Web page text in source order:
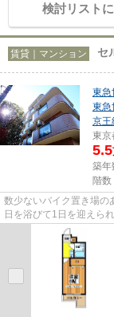
検討リスト
賃貸｜マンション セ
東急
東急
京王
東京
5.5
築年
階数
数少ないバイク置き場
日を浴びて1日を迎えら
すぐのオオゼキ等買い物